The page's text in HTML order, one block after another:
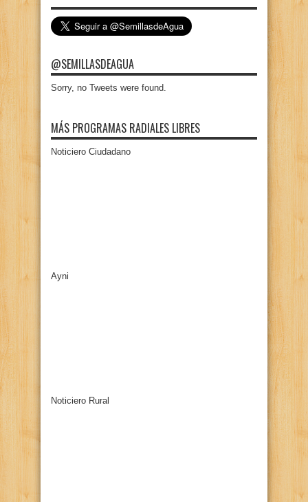
@SEMILLASDEAGUA
Sorry, no Tweets were found.
MÁS PROGRAMAS RADIALES LIBRES
Noticiero Ciudadano
Ayni
Noticiero Rural